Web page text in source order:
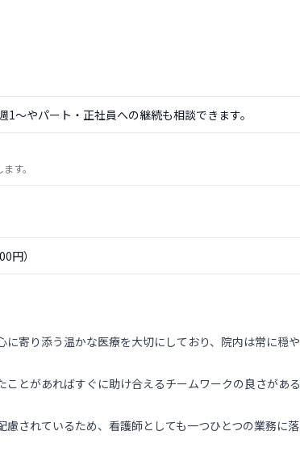
〜やパート・正社員への継続も相談できます。
す。
円）
寄り添う温かな医療を大切にしており、院内は常に穏や
とがあればすぐに助け合えるチームワークの良さがある
されているため、看護師としても一つひとつの業務に落